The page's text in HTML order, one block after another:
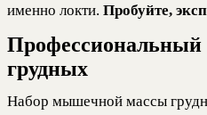
именно локти. Пробуйте,
Профессиональный
грудных
Набор мышечной массы